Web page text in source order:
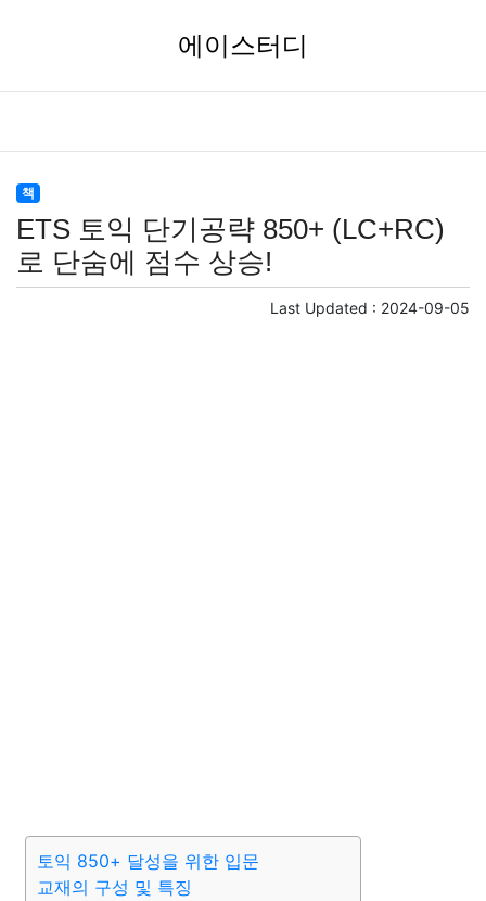
에이스터디
책
ETS 토익 단기공략 850+ (LC+RC)
로 단숨에 점수 상승!
Last Updated : 2024-09-05
토익 850+ 달성을 위한 입문
교재의 구성 및 특징